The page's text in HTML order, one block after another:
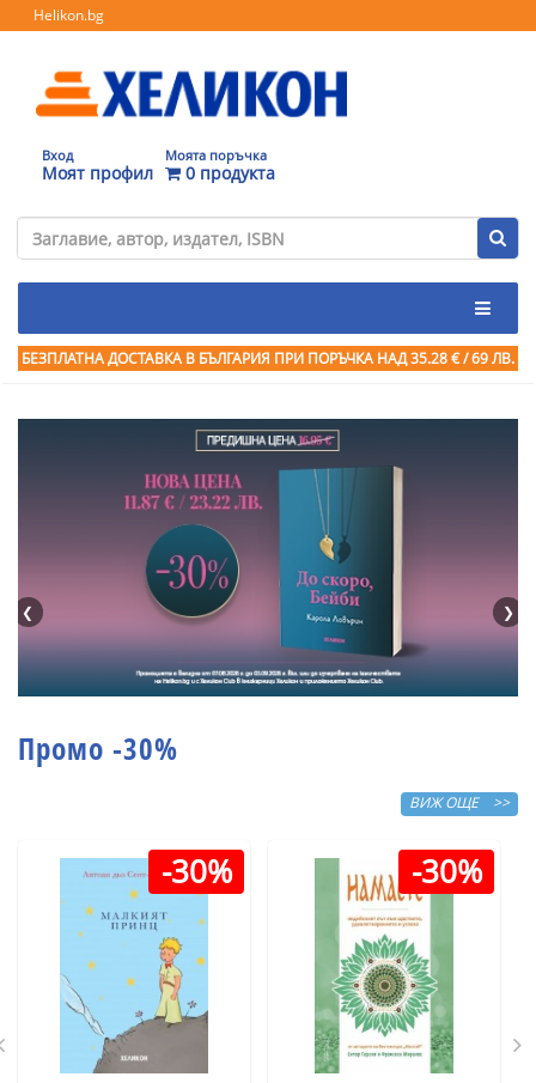
Helikon.bg
Вход
Моят профил
Моята поръчка
0 продукта
БЕЗПЛАТНА ДОСТАВКА В БЪЛГАРИЯ ПРИ ПОРЪЧКА НАД 35.28 € / 69 ЛВ.
❮ ❯
Промо -30%
ВИЖ ОЩЕ >>
-30% -30%